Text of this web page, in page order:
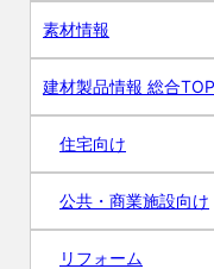
素材情報
建材製品情報 総合TOP
住宅向け
公共・商業施設向け
リフォーム